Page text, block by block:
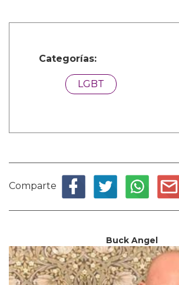
Categorías:
LGBT
Comparte
Buck Angel